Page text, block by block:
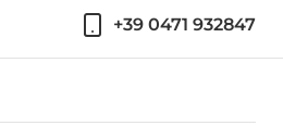
+39 0471 932847